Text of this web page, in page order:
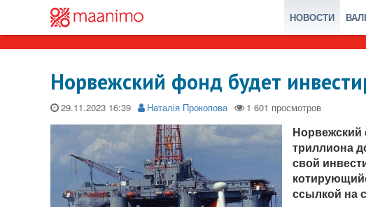
НОВОСТИ
Норвежский фонд будет
29.11.2023 Наталія Прокопова
Норвежский
триллиона
свой
ссылкой на